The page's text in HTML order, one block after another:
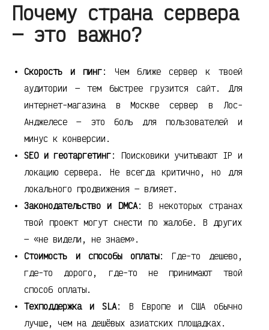
Почему страна сервера
— это важно?
Скорость и пинг: Чем ближе сервер к твоей
аудитории — тем быстрее грузится сайт. Для
интернет-магазина в Москве сервер в Лос-
Анджелесе — это боль для пользователей и
минус к конверсии.
SEO и геотаргетинг: Поисковики учитывают IP и
локацию сервера. Не всегда критично, но для
локального продвижения — влияет.
Законодательство и DMCA: В некоторых странах
твой проект могут снести по жалобе. В других
— «не видели, не знаем».
Стоимость и способы оплаты: Где-то дешево,
где-то дорого, где-то не принимают твой
способ оплаты.
Техподдержка и SLA: В Европе и США обычно
лучше, чем на дешёвых азиатских площадках.